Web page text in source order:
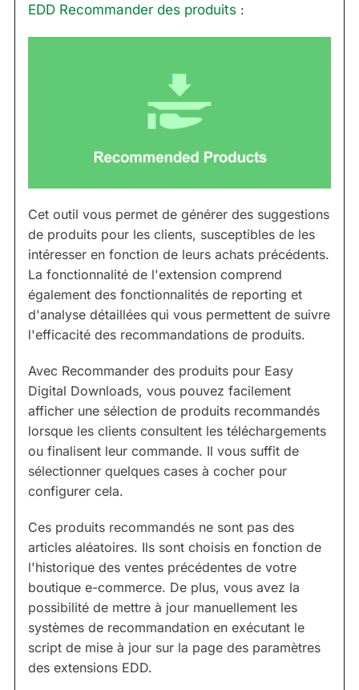
EDD Recommander des produits :
Cet outil vous permet de générer des suggestions
de produits pour les clients, susceptibles de les
intéresser en fonction de leurs achats précédents.
La fonctionnalité de l'extension comprend
également des fonctionnalités de reporting et
d'analyse détaillées qui vous permettent de suivre
l'efficacité des recommandations de produits.
Avec Recommander des produits pour Easy
Digital Downloads, vous pouvez facilement
afficher une sélection de produits recommandés
lorsque les clients consultent les téléchargements
ou finalisent leur commande. Il vous suffit de
sélectionner quelques cases à cocher pour
configurer cela.
Ces produits recommandés ne sont pas des
articles aléatoires. Ils sont choisis en fonction de
l'historique des ventes précédentes de votre
boutique e-commerce. De plus, vous avez la
possibilité de mettre à jour manuellement les
systèmes de recommandation en exécutant le
script de mise à jour sur la page des paramètres
des extensions EDD.